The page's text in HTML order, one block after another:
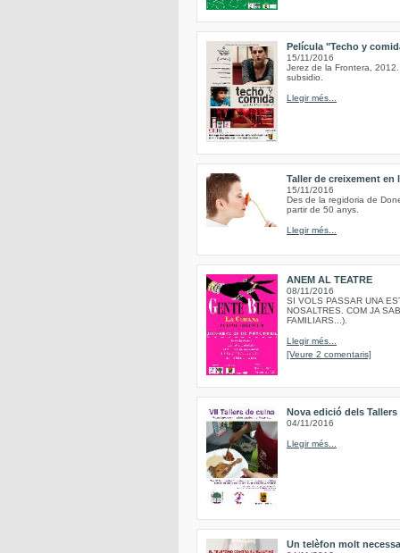
Película "Techo y
15/11/2016
Jerez de la Frontera,
subsidio.
Llegir més...
Taller de creixement en
15/11/2016
Des de la regidoria de
partir de 50 anys.
Llegir més...
ANEM AL TEATRE
08/11/2016
SI VOLS PASSAR UNA
NOSALTRES. COM JA
FAMILIARS...).
Llegir més...
[Veure 2 comentaris]
Nova edició dels
04/11/2016
Llegir més...
Un telèfon molt